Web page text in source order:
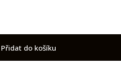
Přidat do košíku